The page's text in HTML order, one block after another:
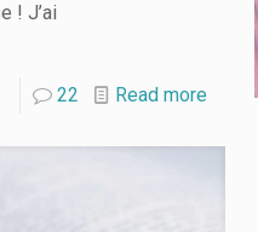
! J’ai
22 Read more